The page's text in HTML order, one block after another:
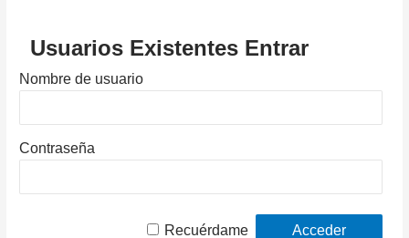
Usuarios Existentes Entrar
Nombre de usuario
Contraseña
Recuérdame